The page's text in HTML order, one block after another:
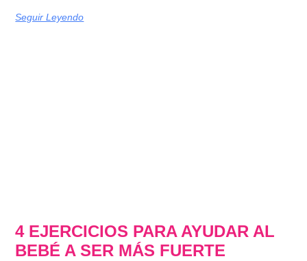
Seguir Leyendo
4 EJERCICIOS PARA AYUDAR AL
BEBÉ A SER MÁS FUERTE